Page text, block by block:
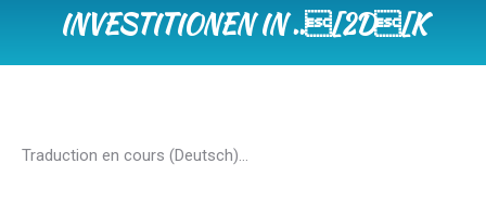
INVESTITIONEN IN ..[2D[K
Traduction en cours (Deutsch)…